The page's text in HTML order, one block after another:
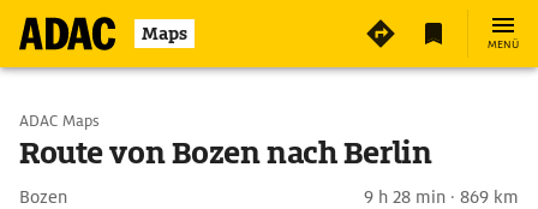
Maps MENÜ
Start wählen
ADAC Maps
Route von Bozen nach Berlin
Bozen 9 h 28 min · 869 km